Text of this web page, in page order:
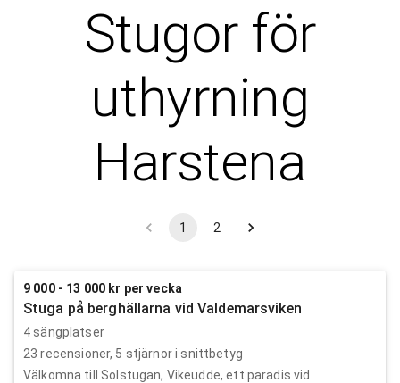
Stugor för
uthyrning
Harstena
1 2
9 000 - 13 000 kr per vecka
Stuga på berghällarna vid Valdemarsviken
4 sängplatser
23 recensioner, 5 stjärnor i snittbetyg
Välkomna till Solstugan, Vikeudde, ett paradis vid